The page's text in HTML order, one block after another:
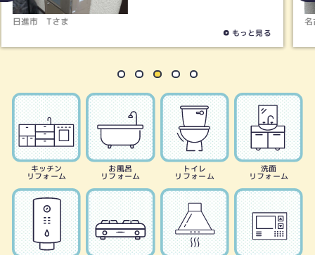
名古屋市北区
もっと見る
キッチン
リフォーム
お風呂
リフォーム
トイレ
リフォーム
洗面
リフォーム